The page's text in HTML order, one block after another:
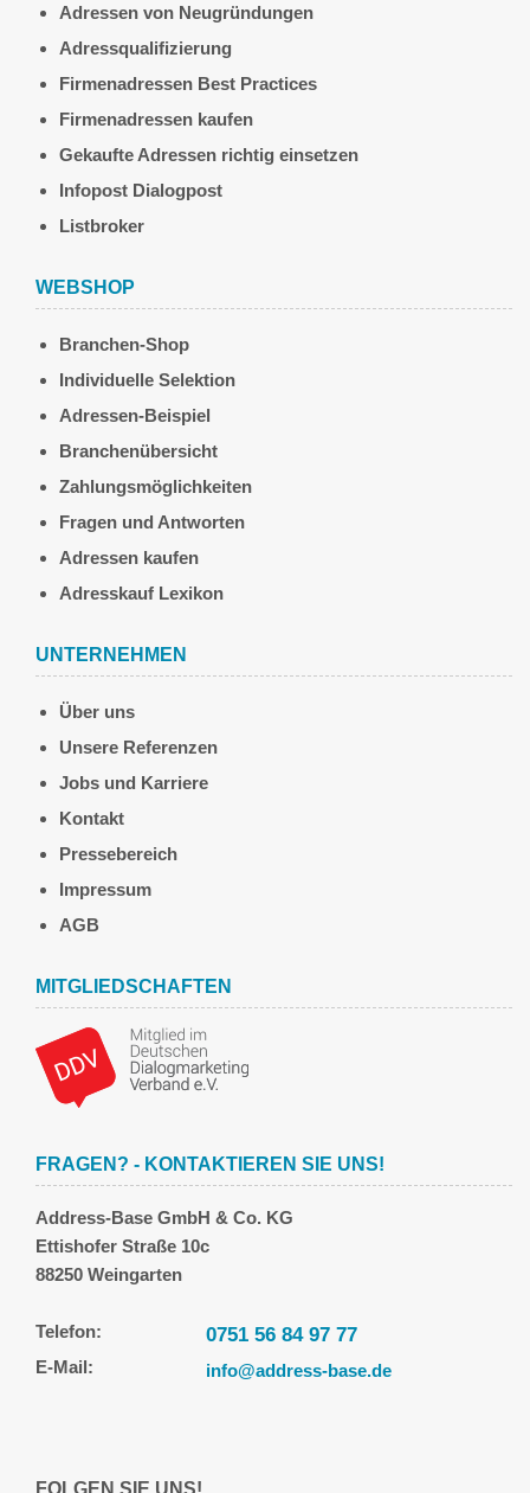
Adressen von Neugründungen
Adressqualifizierung
Firmenadressen Best Practices
Firmenadressen kaufen
Gekaufte Adressen richtig einsetzen
Infopost Dialogpost
Listbroker
WEBSHOP
Branchen-Shop
Individuelle Selektion
Adressen-Beispiel
Branchenübersicht
Zahlungsmöglichkeiten
Fragen und Antworten
Adressen kaufen
Adresskauf Lexikon
UNTERNEHMEN
Über uns
Unsere Referenzen
Jobs und Karriere
Kontakt
Pressebereich
Impressum
AGB
MITGLIEDSCHAFTEN
FRAGEN? - KONTAKTIEREN SIE UNS!
Address-Base GmbH & Co. KG
Ettishofer Straße 10c
88250 Weingarten
Telefon: 0751 56 84 97 77
E-Mail: info@address-base.de